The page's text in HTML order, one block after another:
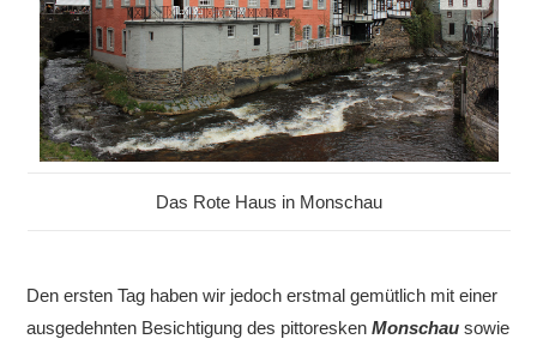
Das Rote Haus in Monschau
Den ersten Tag haben wir jedoch erstmal gemütlich mit einer
ausgedehnten Besichtigung des pittoreskenMonschau sowie